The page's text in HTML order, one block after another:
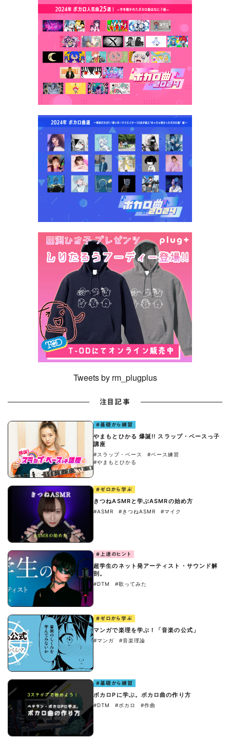
Tweets by rm_plugplus
注目記事
#基礎から練習
やまもとひかる 爆誕!! スラップ・ベースっ子
講座
#スラップ・ベース
#ベース練習
#やまもとひかる
#ゼロから学ぶ
きつねASMRと学ぶASMRの始め方
#ASMR #きつねASMR #マイク
#上達のヒント
超学生のネット発アーティスト・サウンド解
剖。
#DTM #歌ってみた
#ゼロから学ぶ
マンガで楽理を学ぶ！「音楽の公式」
#マンガ #音楽理論
#基礎から練習
ボカロPに学ぶ。ボカロ曲の作り方
#DTM #ボカロ #作曲